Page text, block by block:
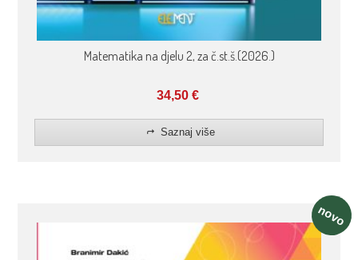
Matematika na djelu 2, za č.st.š.(2026.)
34,50 €
Saznaj više
novo